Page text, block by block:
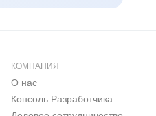
КОМПАНИЯ
О нас
Консоль Pазработчика